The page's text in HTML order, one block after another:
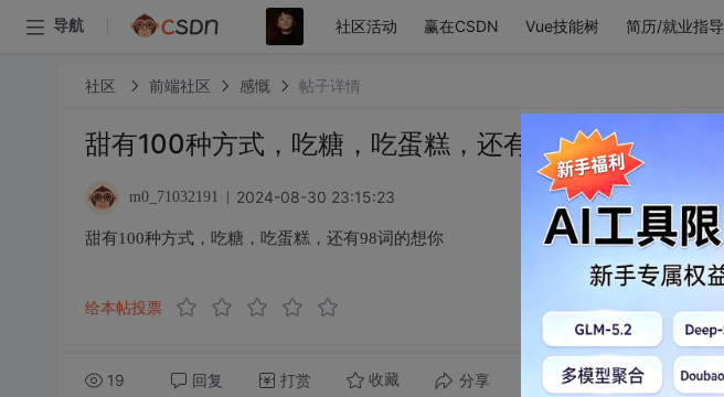
导航 社区活动 赢在CSDN Vue技能树 简历/就业指导
社区 前端社区 感慨 帖子详情
甜有100种方式，吃糖，吃蛋糕，还有98词的想你
m0_71032191 2024-08-30 23:15:23
甜有100种方式，吃糖，吃蛋糕，还有98词的想你
给本帖投票
19 回复 打赏 收藏 分享 转发到动态 举报